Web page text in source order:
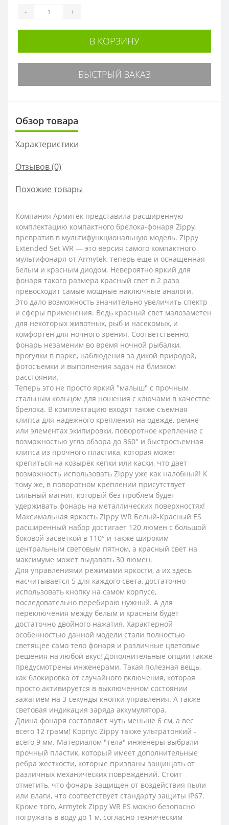
- +
В КОРЗИНУ
БЫСТРЫЙ ЗАКАЗ
Обзор товара
Характеристики
Отзывов (0)
Похожие товары
Компания Армитек представила расширенную
комплектацию компактного брелока-фонаря Zippy,
превратив в мультифункциональную модель. Zippy
Extended Set WR — это версия самого компактного
мультифонаря от Armytek, теперь еще и оснащенная
белым и красным диодом. Невероятно яркий для
фонаря такого размера красный свет в 2 раза
превосходит самые мощные наключные аналоги.
Это дало возможность значительно увеличить спектр
и сферы применения. Ведь красный свет малозаметен
для некоторых животных, рыб и насекомых, и
комфортен для ночного зрения. Соответственно,
фонарь незаменим во время ночной рыбалки,
прогулки в парке, наблюдения за дикой природой,
фотосъемки и выполнения задач на близком
расстоянии.
Теперь это не просто яркий "малыш" с прочным
стальным кольцом для ношения с ключами в качестве
брелока. В комплектацию входят также съемная
клипса для надежного крепления на одежде, ремне
или элементах экипировки, поворотное крепление с
возможностью угла обзора до 360° и быстросъемная
клипса из прочного пластика, которая может
крепиться на козырёк кепки или каски, что дает
возможность использовать Zippy уже как налобный! К
тому же, в поворотном креплении присутствует
сильный магнит, который без проблем будет
удерживать фонарь на металлических поверхностях!
Максимальная яркость Zippy WR Белый-Красный ES
расширенный набор достигает 120 люмен с большой
боковой засветкой в 110° и также широким
центральным световым пятном, а красный свет на
максимуме может выдавать 30 люмен.
Для управлениями режимами яркости, а их здесь
насчитывается 5 для каждого света, достаточно
использовать кнопку на самом корпусе,
последовательно перебираю нужный. А для
переключения между белым и красным будет
достаточно двойного нажатия. Характерной
особенностью данной модели стали полностью
светящее само тело фонаря и различные цветовые
решения на любой вкус! Дополнительные опции также
предусмотрены инженерами. Такая полезная вещь,
как блокировка от случайного включения, которая
просто активируется в выключенном состоянии
зажатием на 3 секунды кнопки управления. А также
световая индикация заряда аккумулятора.
Длина фонаря составляет чуть меньше 6 см, а вес
всего 12 грамм! Корпус Zippy также ультратонкий -
всего 9 мм. Материалом "тела" инженеры выбрали
прочный пластик, который имеет дополнительные
ребра жесткости, которые призваны защищать от
различных механических повреждений. Стоит
отметить, что фонарь защищен от воздействия пыли
или влаги, что соответствует стандарту защиты IP67.
Кроме того, Armytek Zippy WR ES можно безопасно
погружать в воду до 1 м, согласно техническим